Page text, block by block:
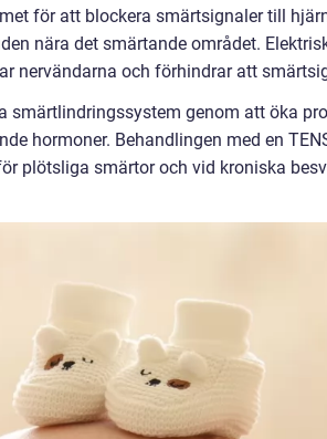
för att blockera smärtsignaler till
nära det smärtande området.
nervändarna och förhindrar att
smärtlindringssystem genom att öka
hormoner. Behandlingen med en
plötsliga smärtor och vid kroniska